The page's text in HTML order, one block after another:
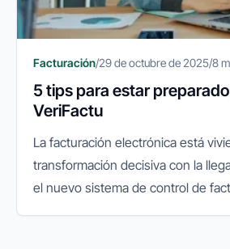
Facturación/29 de octubre de 2025/8
5 tips para estar
VeriFactu
La facturación electrónica está
transformación decisiva con la
el nuevo sistema de control de